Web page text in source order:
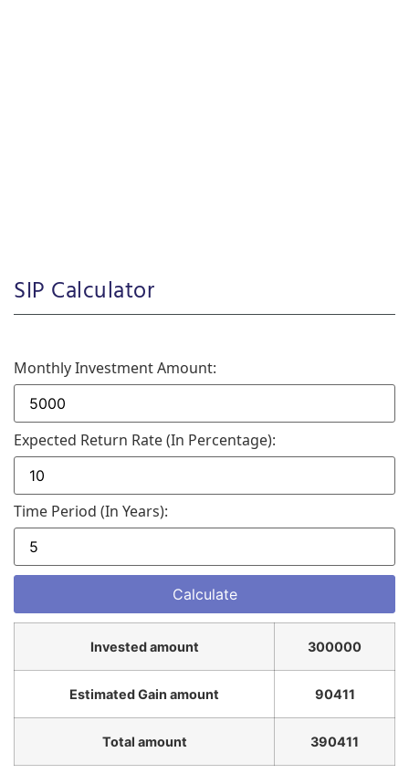
SIP Calculator
Monthly Investment Amount:
Expected Return Rate (in Percentage):
Time Period (in Years):
Invested amount 300000
Estimated Gain amount 90411
Total amount 390411